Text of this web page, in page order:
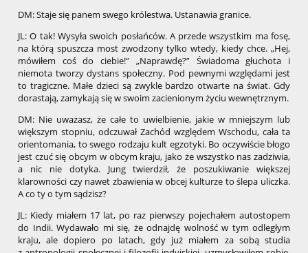
DM: Staje się panem swego królestwa. Ustanawia granice.
JL: O tak! Wysyła swoich posłańców. A przede wszystkim ma fosę,
na którą spuszcza most zwodzony tylko wtedy, kiedy chce. „Hej,
mówiłem coś do ciebie!” „Naprawdę?” Świadoma głuchota i
niemota tworzy dystans społeczny. Pod pewnymi względami jest
to tragiczne. Małe dzieci są zwykle bardzo otwarte na świat. Gdy
dorastają, zamykają się w swoim zacienionym życiu wewnętrznym.
DM: Nie uważasz, że całe to uwielbienie, jakie w mniejszym lub
większym stopniu, odczuwał Zachód względem Wschodu, cała ta
orientomania, to swego rodzaju kult egzotyki. Bo oczywiście błogo
jest czuć się obcym w obcym kraju, jako że wszystko nas zadziwia,
a nic nie dotyka. Jung twierdził, że poszukiwanie większej
klarowności czy nawet zbawienia w obcej kulturze to ślepa uliczka.
A co ty o tym sądzisz?
JL: Kiedy miałem 17 lat, po raz pierwszy pojechałem autostopem
do Indii. Wydawało mi się, że odnajdę wolność w tym odległym
kraju, ale dopiero po latach, gdy już miałem za sobą studia